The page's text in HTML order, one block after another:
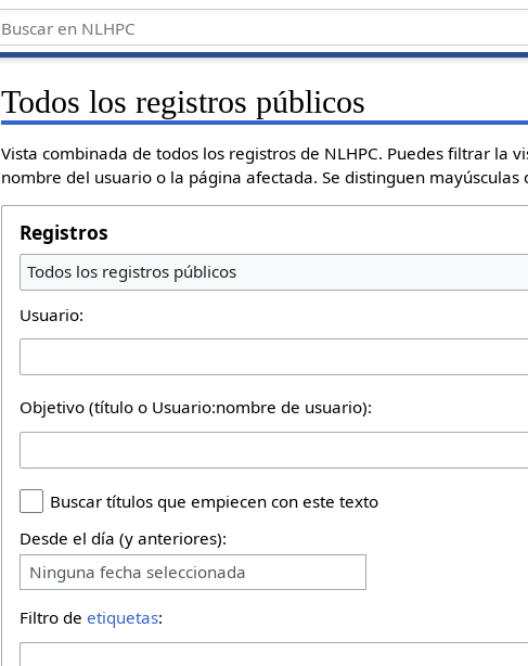
Todos los registros públicos
Vista combinada de todos los registros de NLHPC. Puedes filtrar la
nombre del usuario o la página afectada. Se distinguen mayúsculas
Registros
Todos los registros públicos
Usuario:
Objetivo (título o Usuario:nombre de usuario):
Buscar títulos que empiecen con este texto
Desde el día (y anteriores):
Ninguna fecha seleccionada
Filtro deetiquetas: